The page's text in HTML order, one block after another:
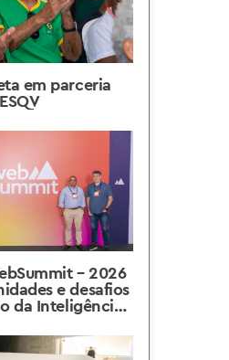
em parceria
– 2026
e desafios
da Inteligência